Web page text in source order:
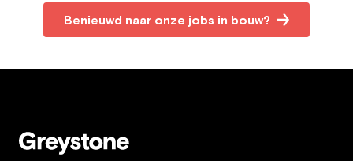
Benieuwd naar onze jobs in bouw?